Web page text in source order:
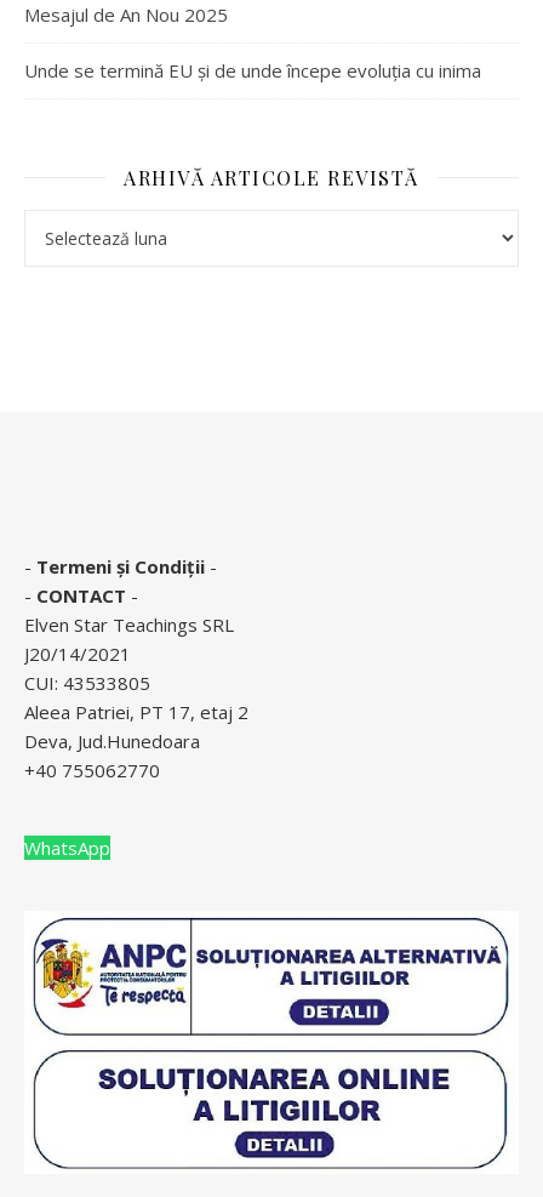
Mesajul de An Nou 2025
Unde se termină EU și de unde începe evoluția cu inima
ARHIVĂ ARTICOLE REVISTĂ
- Termeni și Condiții -
- CONTACT -
Elven Star Teachings SRL
J20/14/2021
CUI: 43533805
Aleea Patriei, PT 17, etaj 2
Deva, Jud.Hunedoara
+40 755062770
WhatsApp